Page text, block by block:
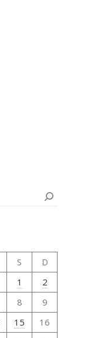
S
D
1
2
8
9
15
16